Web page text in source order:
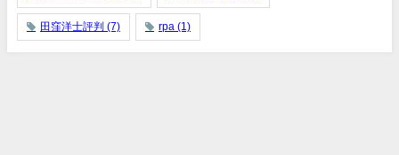
田窪洋士評判 (7) rpa (1)